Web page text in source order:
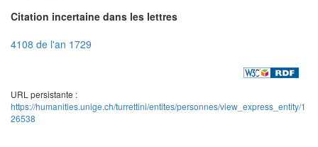
Citation incertaine dans les lettres
4108 de l'an 1729
URL persistante :
https://humanities.unige.ch/turrettini/entites/personnes/view_express_entity/1
26538